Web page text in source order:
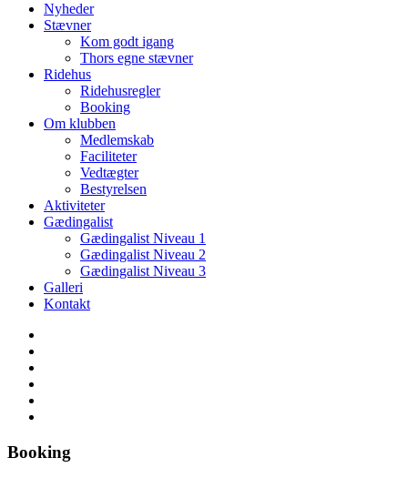
Nyheder
Stævner
Kom godt igang
Thors egne stævner
Ridehus
Ridehusregler
Booking
Om klubben
Medlemskab
Faciliteter
Vedtægter
Bestyrelsen
Aktiviteter
Gædingalist
Gædingalist Niveau 1
Gædingalist Niveau 2
Gædingalist Niveau 3
Galleri
Kontakt
Booking